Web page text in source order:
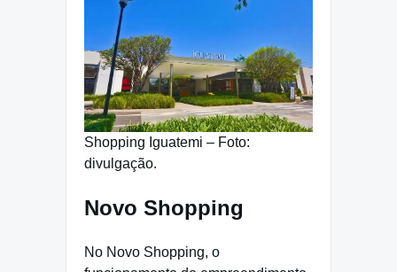
Shopping Iguatemi – Foto:
divulgação.
Novo Shopping
No Novo Shopping, o